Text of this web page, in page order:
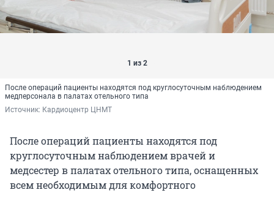
1 из 2
После операций пациенты находятся под круглосуточным наблюдением
медперсонала в палатах отельного типа
Источник: Кардиоцентр ЦНМТ
После операций пациенты находятся под
круглосуточным наблюдением врачей и
медсестер в палатах отельного типа, оснащенных
всем необходимым для комфортного